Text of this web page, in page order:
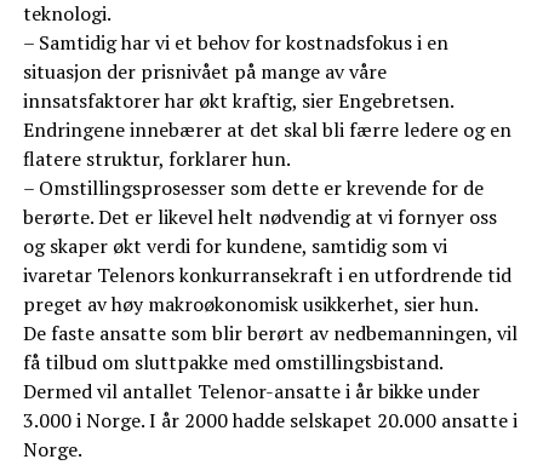
teknologi.
– Samtidig har vi et behov for kostnadsfokus i en
situasjon der prisnivået på mange av våre
innsatsfaktorer har økt kraftig, sier Engebretsen.
Endringene innebærer at det skal bli færre ledere og en
flatere struktur, forklarer hun.
– Omstillingsprosesser som dette er krevende for de
berørte. Det er likevel helt nødvendig at vi fornyer oss
og skaper økt verdi for kundene, samtidig som vi
ivaretar Telenors konkurransekraft i en utfordrende tid
preget av høy makroøkonomisk usikkerhet, sier hun.
De faste ansatte som blir berørt av nedbemanningen, vil
få tilbud om sluttpakke med omstillingsbistand.
Dermed vil antallet Telenor-ansatte i år bikke under
3.000 i Norge. I år 2000 hadde selskapet 20.000 ansatte i
Norge.